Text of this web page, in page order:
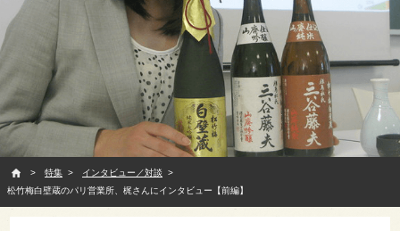
特集
インタビュー／対談
松竹梅白壁蔵のパリ営業所、梶さんにインタビュー【前編】